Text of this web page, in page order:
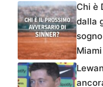
Chi è
dalla
Miami